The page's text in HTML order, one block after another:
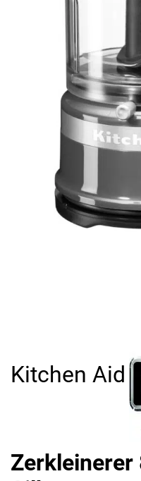
Kitchen Aid
Zerkleinerer